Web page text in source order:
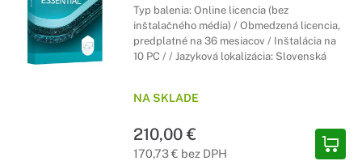
Typ balenia: Online licencia (bez
inštalačného média) / Obmedzená licencia,
predplatné na 36 mesiacov / Inštalácia na
10 PC / / Jazyková lokalizácia: Slovenská
NA SKLADE
210,00 €
170,73 € bez DPH